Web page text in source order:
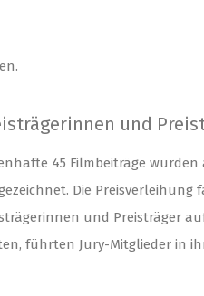
und
45 Filmbeiträge wurden
Die
und Preisträger
führten Jury-Mitglieder in